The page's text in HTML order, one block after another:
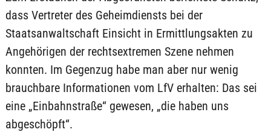
dass Vertreter des Geheimdiensts bei der
Staatsanwaltschaft Einsicht in Ermittlungsakten zu
Angehörigen der rechtsextremen Szene nehmen
konnten. Im Gegenzug habe man aber nur wenig
brauchbare Informationen vom LfV erhalten: Das sei
eine „Einbahnstraße“ gewesen, „die haben uns
abgeschöpft“.